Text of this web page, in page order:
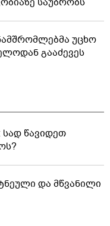
უცხო
გააძევეს
წავიდეთ
და მწვანილი